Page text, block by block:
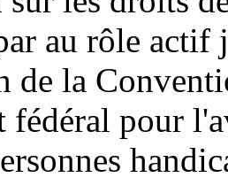
au rôle actif
de la
fédéral pour